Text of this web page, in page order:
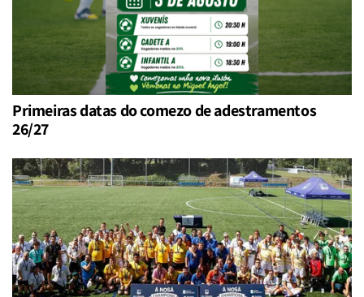
Primeiras datas do comezo de adestramentos
26/27